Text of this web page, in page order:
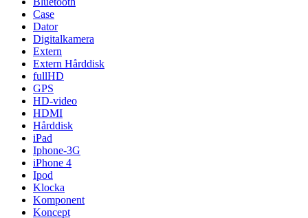
Case
Dator
Digitalkamera
Extern
Extern Hårddisk
fullHD
GPS
HD-video
HDMI
Hårddisk
iPad
Iphone-3G
iPhone 4
Ipod
Klocka
Komponent
Koncept